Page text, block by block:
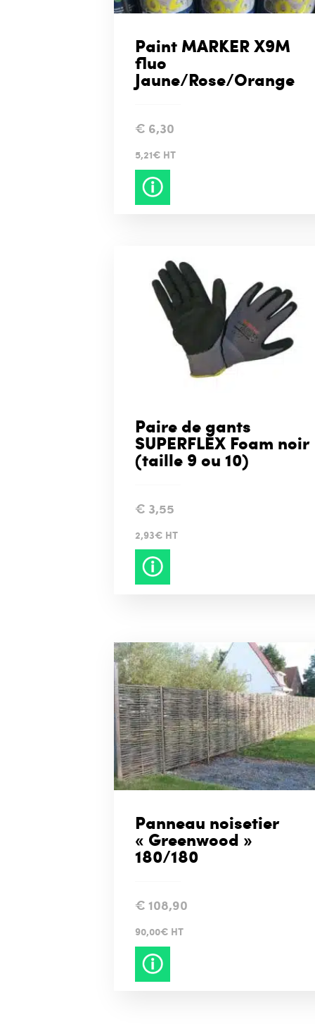
Paint MARKER X9M
fluo
Jaune/Rose/Orange
€ 6,30
5,21€ HT
Paire de gants
SUPERFLEX Foam noir
(taille 9 ou 10)
€ 3,55
2,93€ HT
Panneau noisetier
« Greenwood »
180/180
€108,90
90,00€ HT